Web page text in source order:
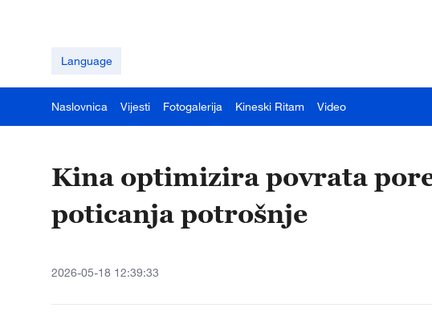
Language
Naslovnica Vijesti Fotogalerija Kineski Ritam Video
Kina optimizira povrata
poticanja potrošnje
2026-05-18 12:39:33